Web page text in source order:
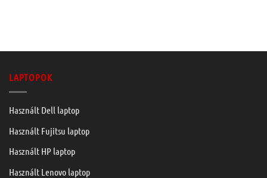
LAPTOPOK
Használt Dell laptop
Használt Fujitsu laptop
Használt HP laptop
Használt Lenovo laptop